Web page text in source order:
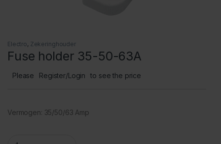
Electro, Zekeringhouder
Fuse holder 35-50-63A
Please Register/Login to see the price
Vermogen: 35/50/63 Amp